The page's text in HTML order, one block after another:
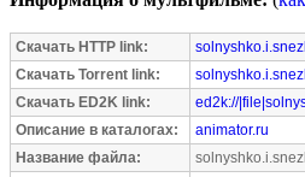
Скачать HTTP link:
Скачать Torrent link:
Скачать ED2K link:
ed2k://
Описание в каталогах:
animator.ru
Название файла: